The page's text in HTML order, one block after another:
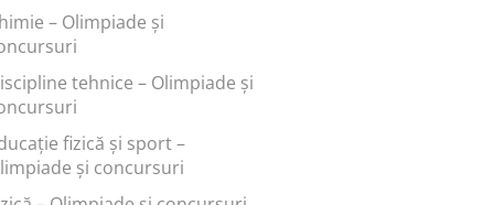
– Olimpiade și
tehnice – Olimpiade și
fizică şi sport –
și concursuri